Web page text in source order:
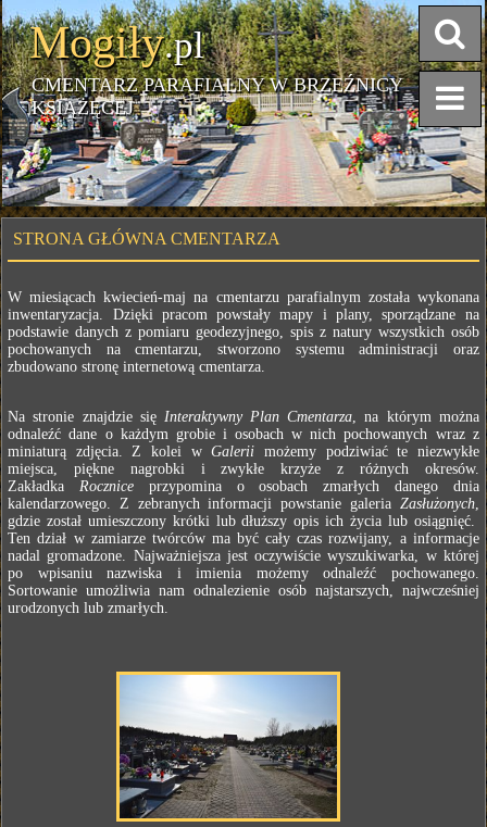
Mogiły.pl
CMENTARZ PARAFIALNY W BRZEŹNICY
KSIĄŻĘCEJ
STRONA GŁÓWNA CMENTARZA
W miesiącach kwiecień-maj na cmentarzu parafialnym została wykonana
inwentaryzacja. Dzięki pracom powstały mapy i plany, sporządzane na
podstawie danych z pomiaru geodezyjnego, spis z natury wszystkich osób
pochowanych na cmentarzu, stworzono systemu administracji oraz
zbudowano stronę internetową cmentarza.
Na stronie znajdzie się Interaktywny Plan Cmentarza, na którym można
odnaleźć dane o każdym grobie i osobach w nich pochowanych wraz z
miniaturą zdjęcia. Z kolei wGalerii możemy podziwiać te niezwykłe
miejsca, piękne nagrobki i zwykłe krzyże z różnych okresów.
ZakładkaRocznice przypomina o osobach zmarłych danego dnia
kalendarzowego. Z zebranych informacji powstanie galeria Zasłużonych,
gdzie został umieszczony krótki lub dłuższy opis ich życia lub osiągnięć.
Ten dział w zamiarze twórców ma być cały czas rozwijany, a informacje
nadal gromadzone. Najważniejsza jest oczywiście wyszukiwarka, w której
po wpisaniu nazwiska i imienia możemy odnaleźć pochowanego.
Sortowanie umożliwia nam odnalezienie osób najstarszych, najwcześniej
urodzonych lub zmarłych.